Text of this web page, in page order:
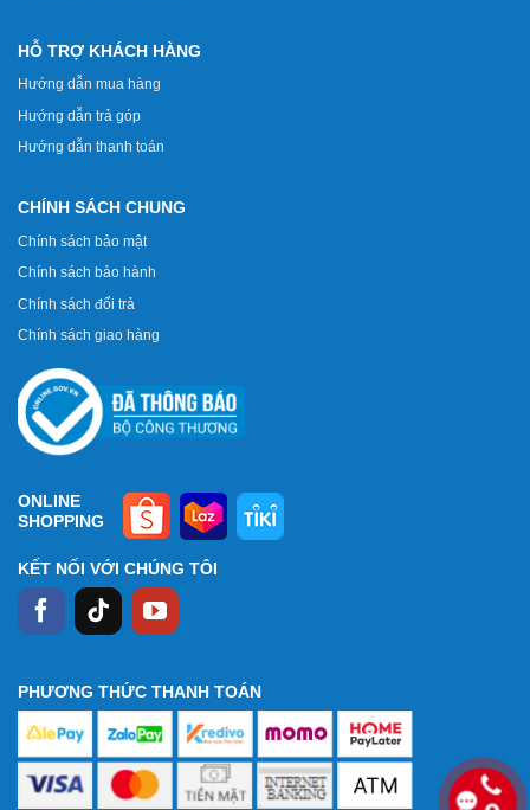
HỖ TRỢ KHÁCH HÀNG
Hướng dẫn mua hàng
Hướng dẫn trả góp
Hướng dẫn thanh toán
CHÍNH SÁCH CHUNG
Chính sách bảo mật
Chính sách bảo hành
Chính sách đổi trả
Chính sách giao hàng
ONLINE
SHOPPING
KẾT NỐI VỚI CHÚNG TÔI
PHƯƠNG THỨC THANH TOÁN